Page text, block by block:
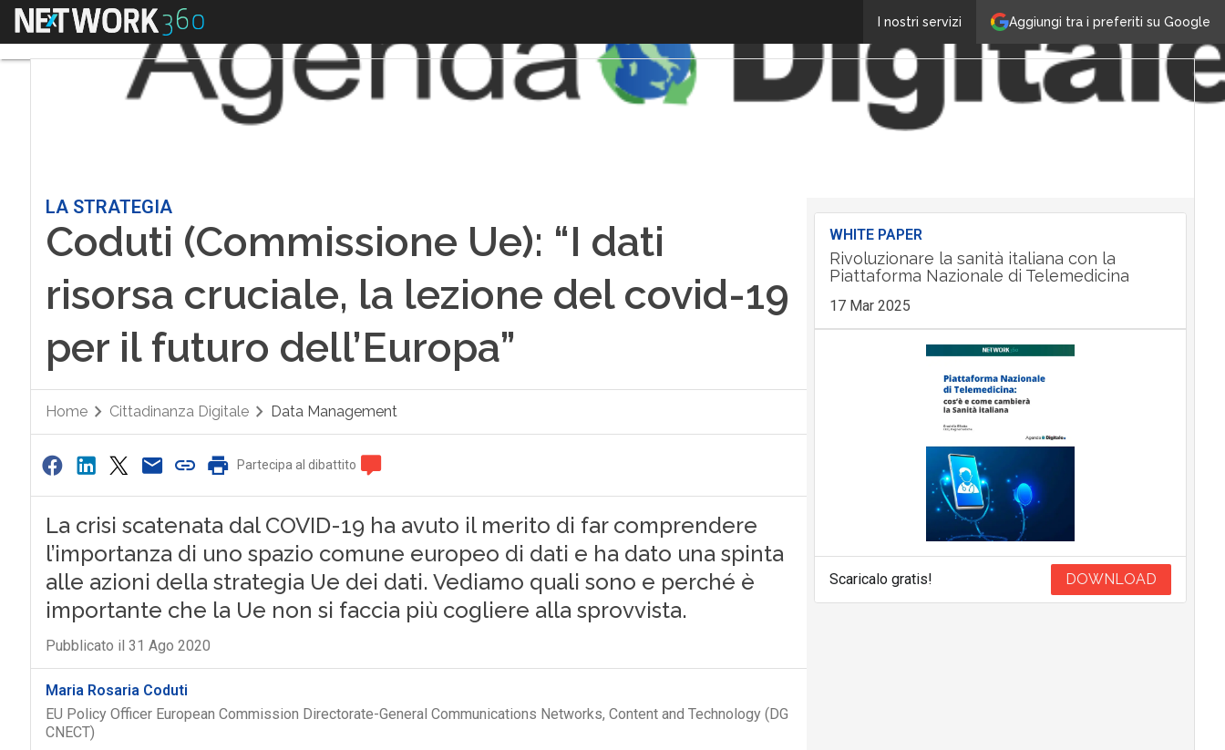
Aggiungi tra i preferiti su Google
I nostri servizi
Menu
LA STRATEGIA
Coduti (Commissione Ue): “I dati
risorsa cruciale, la lezione del covid-19
per il futuro dell’Europa”
Home Cittadinanza Digitale Data Management
Partecipa al dibattito
La crisi scatenata dal COVID-19 ha avuto il merito di far comprendere
l’importanza di uno spazio comune europeo di dati e ha dato una spinta
alle azioni della strategia Ue dei dati. Vediamo quali sono e perché è
importante che la Ue non si faccia più cogliere alla sprovvista.
Pubblicato il 31 Ago 2020
Maria Rosaria Coduti
EU Policy Officer European Commission Directorate-General Communications Networks, Content and Technology (DG
CNECT)
WHITE PAPER
Rivoluzionare la sanità italiana con la
Piattaforma Nazionale di Telemedicina
17 Mar 2025
Scaricalo gratis! DOWNLOAD